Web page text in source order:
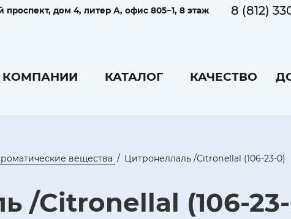
проспект, дом 4, литер А, офис 805−1, 8 этаж 8 (812)
КОМПАНИИ КАТАЛОГ КАЧЕСТВО
вещества Цитронеллаль /Citronellal (106-23-0)
/Citronellal (106-